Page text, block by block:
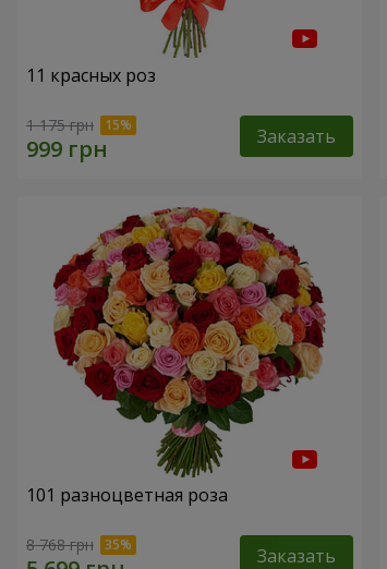
11 красных роз
1 175 грн Заказать
101 разноцветная роза
8 768 грн Заказать